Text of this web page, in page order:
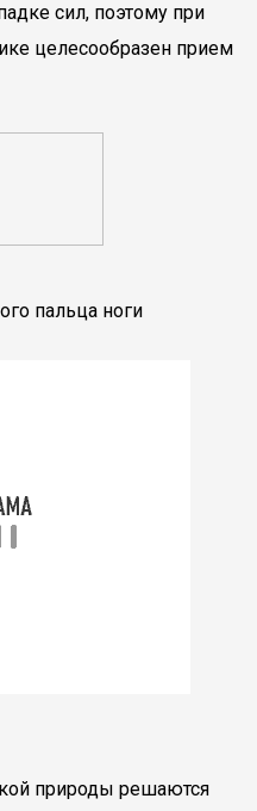
сил, поэтому при
целесообразен прием
пальца ноги
природы решаются